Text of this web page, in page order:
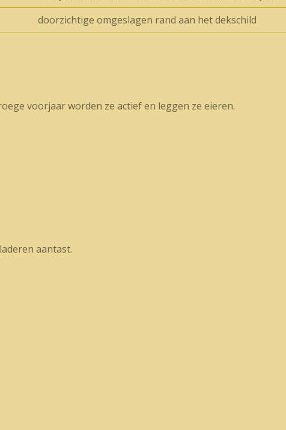
doorzichtige omgeslagen rand aan het dekschild
voorjaar worden ze actief en leggen ze eieren.
aantast.